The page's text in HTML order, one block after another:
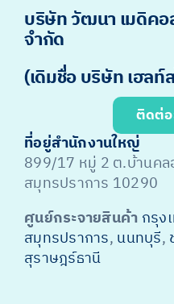
บริษัท วัฒนา เมดิคอ
จำกัด
(เดิมชื่อ บริษัท เฮลท์
ติดต่
ที่อยู่สำนักงานใหญ่
899/17 หมู่ 2 ต.บ้านค
สมุทรปราการ 10290
ศูนย์กระจายสินค้า กรุง
สมุทรปราการ, นนทบุรี,
สุราษฎร์ธานี